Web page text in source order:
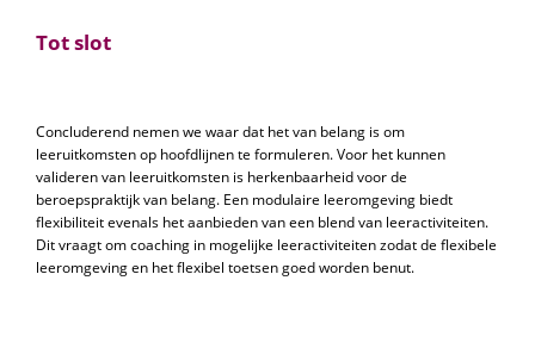
Tot slot
Concluderend nemen we waar dat het van belang is om
leeruitkomsten op hoofdlijnen te formuleren. Voor het kunnen
valideren van leeruitkomsten is herkenbaarheid voor de
beroepspraktijk van belang. Een modulaire leeromgeving biedt
flexibiliteit evenals het aanbieden van een blend van leeractiviteiten.
Dit vraagt om coaching in mogelijke leeractiviteiten zodat de flexibele
leeromgeving en het flexibel toetsen goed worden benut.